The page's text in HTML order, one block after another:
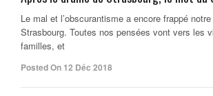
Le mal et l’obscurantisme a encore frappé
Strasbourg. Toutes nos pensées vont vers les
familles, et
Posted On 12 Déc 2018